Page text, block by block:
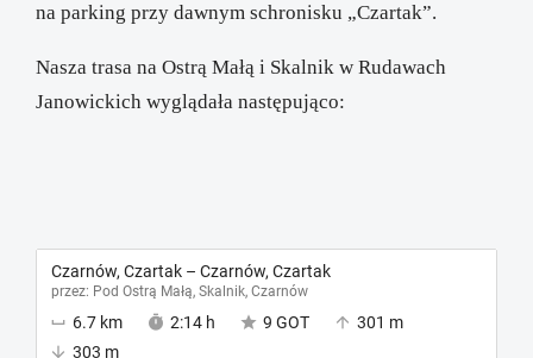
na parking przy dawnym schronisku „Czartak”.
Nasza trasa na Ostrą Małą i Skalnik w Rudawach
Janowickich wyglądała następująco: